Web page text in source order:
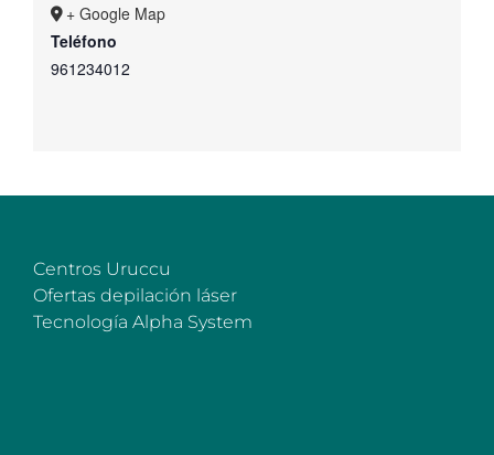
+ Google Map
Teléfono
961234012
Centros Uruccu
Ofertas depilación láser
Tecnología Alpha System